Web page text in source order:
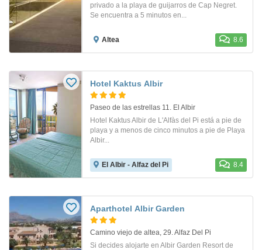
privado a la playa de guijarros de Cap Negret.
Se encuentra a 5 minutos en...
Altea 8.6
Hotel Kaktus Albir
Paseo de las estrellas 11. El Albir
Hotel Kaktus Albir de L'Alfàs del Pi está a pie de
playa y a menos de cinco minutos a pie de Playa
Albir...
El Albir - Alfaz del Pi 8.4
Aparthotel Albir Garden
Camino viejo de altea, 29. Alfaz Del Pi
Si decides alojarte en Albir Garden Resort de